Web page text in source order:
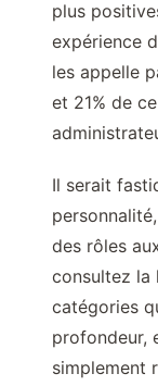
plus
expérience
les appelle
et 21% de
Il serait
des rôles
consultez la
catégories
profondeur,
simplement